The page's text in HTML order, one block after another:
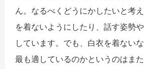
ん。なるべくどうにかしたいと考
を着ないようにしたり、話す姿勢
しています。でも、白衣を着ない
最も適しているのかというのはま